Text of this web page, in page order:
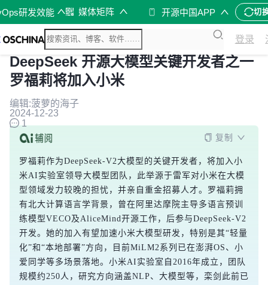
研发效能 媒体矩阵 开源中国APP 切
登录
DeepSeek 开源大模型关键开发者之一
罗福莉将加入小米
编辑:菠萝的海子
2024-12-23
1
复制
罗福莉作为DeepSeek-V2大模型的关键开发者，将加入小
米AI实验室领导大模型团队，此举源于雷军对小米在大模
型领域发力较晚的担忧，并亲自重金招募人才。罗福莉拥
有北大计算语言学背景，曾在阿里达摩院主导多语言预训
练模型VECO及AliceMind开源工作，后参与DeepSeek-V2
开发。她的加入有望加速小米大模型研发，特别是其“轻量
化”和“本地部署”方向，目前MiLM2系列已在澎湃OS、小
爱同学等多场景落地。小米AI实验室自2016年成立，团队
规模约250人，研究方向涵盖NLP、大模型等，栾剑此前已